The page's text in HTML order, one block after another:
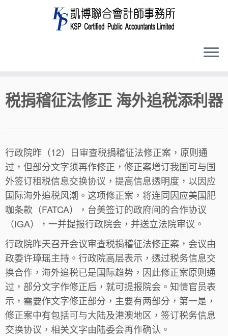
to
content
税捐稽征法修正 海外追税添利器
行政院昨（12）日审查税捐稽征法修正案，原则通
过，但部分文字须再作修正，修正案增订我国可与国
外签订租税信息交换协议，提高信息透明度，以因应
国际海外追税风潮。这项修正案，将连同因应美国肥
咖条款（FATCA），台美签订的政府间的合作协议
（IGA），一并提报行政院会，并送立法院审议。
行政院昨天召开会议审查税捐稽征法修正案，会议由
政委许璋瑶主持。行政院高层表示，透过税务信息交
换合作，海外追税已是国际趋势，因此修正案原则通
过，部分文字作修正后，就可提报院会。知情官员表
示，需要作文字修正部分，主要有两部分，第一是，
修正案中有包括可与大陆及港澳地区，签订税务信息
交换协议，相关文字由陆委会再作确认。